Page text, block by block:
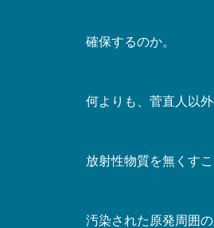
確保するのか。
何よりも、菅直人以
放射性物質を無くすこ
汚染された原発周囲